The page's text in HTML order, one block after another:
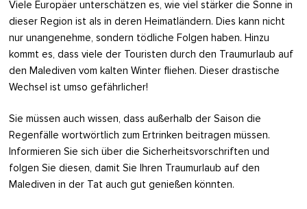
Viele Europäer unterschätzen es, wie viel stärker die Sonne in
dieser Region ist als in deren Heimatländern. Dies kann nicht
nur unangenehme, sondern tödliche Folgen haben. Hinzu
kommt es, dass viele der Touristen durch den Traumurlaub auf
den Malediven vom kalten Winter fliehen. Dieser drastische
Wechsel ist umso gefährlicher!
Sie müssen auch wissen, dass außerhalb der Saison die
Regenfälle wortwörtlich zum Ertrinken beitragen müssen.
Informieren Sie sich über die Sicherheitsvorschriften und
folgen Sie diesen, damit Sie Ihren Traumurlaub auf den
Malediven in der Tat auch gut genießen könnten.